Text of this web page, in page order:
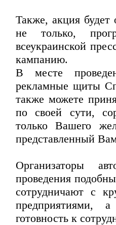
Также, акция будет
не только,
всеукраинской
кампанию.
В месте
рекламные щиты
также можете
по своей сути,
только Вашего
представленный
Организаторы
проведения
сотрудничают с
предприятиями,
готовность к